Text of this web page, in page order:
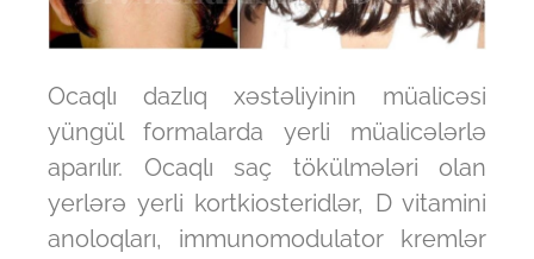
Ocaqlı dazlıq xəstəliyinin müalicəsi
yüngül formalarda yerli müalicələrlə
aparılır. Ocaqlı saç tökülmələri olan
yerlərə yerli kortkiosteridlər, D vitamini
anoloqları, immunomodulator kremlər